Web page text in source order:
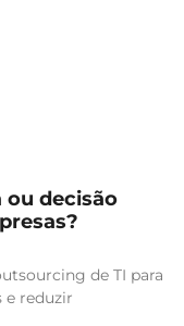
ou decisão
de TI para
e reduzir